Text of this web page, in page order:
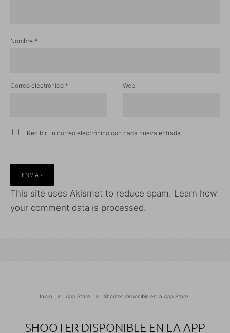
Nombre *
Correo electrónico * Web
Recibir un correo electrónico con cada nueva entrada.
This site uses Akismet to reduce spam. Learn how
your comment data is processed.
Inicio App Store Shooter disponible en la App Store
SHOOTER DISPONIBLE EN LA APP